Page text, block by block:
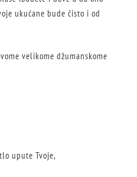
ukućane bude čisto i od
velikome džumanskome
upute Tvoje,